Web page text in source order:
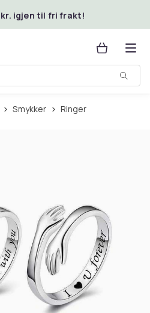
kr. igjen til fri frakt!
Smykker Ringer